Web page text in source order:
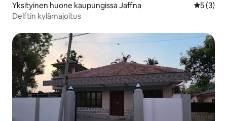
Yksityinen huone kaupungissa Jaffna
5 (3)
Delftin kylämajoitus